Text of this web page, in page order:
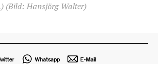
(Bild: Hansjörg Walter)
Whatsapp E-Mail